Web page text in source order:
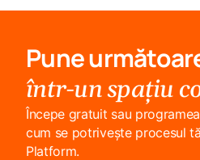
Pune
într-un spațiu
Începe gratuit sau
cum se potrivește procesul
Platform.